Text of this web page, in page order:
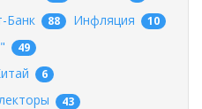
Банк 88 Инфляция 10
49
6
43